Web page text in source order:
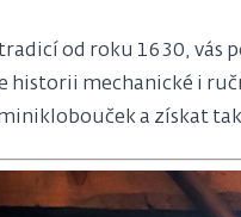
od roku 1630, vás
mechanické i
a získat